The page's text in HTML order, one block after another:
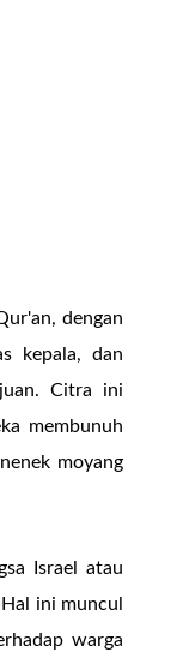
dengan
kepala, dan
Citra ini
membunuh
moyang
Israel atau
ini muncul
warga